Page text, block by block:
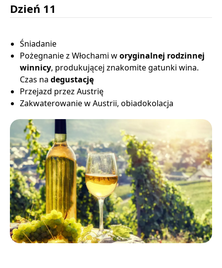
Dzień 11
Śniadanie
Pożegnanie z Włochami woryginalnej rodzinnej
winnicy, produkującej znakomite gatunki wina.
Czas na degustację
Przejazd przez Austrię
Zakwaterowanie w Austrii, obiadokolacja